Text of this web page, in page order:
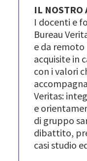
IL NOSTRO
I docenti e
Bureau
e da
acquisite in
con i valori
Veritas:
e
di gruppo
dibattito,
casi studio